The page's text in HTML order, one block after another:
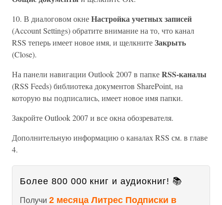
10. В диалоговом окнеНастройка учетных записей
(Account Settings) обратите внимание на то, что канал
RSS теперь имеет новое имя, и щелкнитеЗакрыть
(Close).
На панели навигации Outlook 2007 в папкеRSS-каналы
(RSS Feeds) библиотека документов SharePoint, на
которую вы подписались, имеет новое имя папки.
Закройте Outlook 2007 и все окна обозревателя.
Дополнительную информацию о каналах RSS см. в главе
4.
Более 800 000 книг и аудиокниг! 📚
Получи 2 месяца Литрес Подписки в